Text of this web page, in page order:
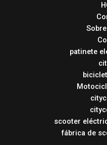
patinete
scooter
fábrica de